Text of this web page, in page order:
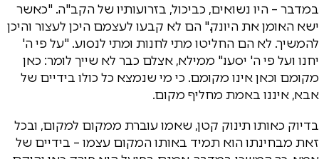
במדבר – היו נשואים, כביכול, בזרועותיו של הקב"ה. "כאשר
ישא האומן את היונק." הם לא קבעו לעצמם היכן לעצור והיכן
להמשיך. לא הם החליטו מתי לחנות ומתי לנסוע. "על פי ה'
יחנו ועל פי ה' יסעו." ממילא, אצלם כבר לא שייך לומר: כאן
מקומם וכאן אינו מקומם. כי מי שנמצא כל כולו בידיים של
אבא, איננו באמת מחליף מקום.
בדיוק כאותו תינוק קטן, שאמו עוברת ממקום למקום, ובכל
זאת מבחינתו הוא תמיד באותו המקום עצמו – בידיים של